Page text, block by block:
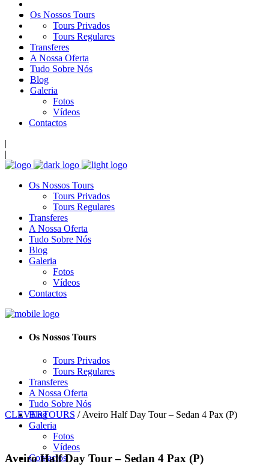
Os Nossos Tours
Tours Privados
Tours Regulares
Transferes
A Nossa Oferta
Tudo Sobre Nós
Blog
Galeria
Fotos
Vídeos
Contactos
|
|
Os Nossos Tours
Tours Privados
Tours Regulares
Transferes
A Nossa Oferta
Tudo Sobre Nós
Blog
Galeria
Fotos
Vídeos
Contactos
Os Nossos Tours
Tours Privados
Tours Regulares
Transferes
A Nossa Oferta
Tudo Sobre Nós
Blog
Galeria
Fotos
Vídeos
Contactos
CLEVERTOURS / Aveiro Half Day Tour – Sedan 4 Pax (P)
Aveiro Half Day Tour – Sedan 4 Pax (P)